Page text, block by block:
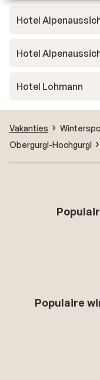
Hotel
Hotel
Hotel Lohmann
Vakanties
Obergurgl-Hochgurgl
Populaire